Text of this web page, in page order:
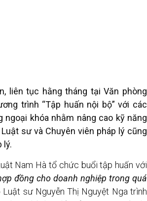
liên tục hằng tháng tại Văn phòng
trình “Tập huấn nội bộ” với các
khóa nhằm nâng cao kỹ năng
sư và Chuyên viên pháp lý cũng
lý.
Nam Hà tổ chức buổi tập huấn với
đồng cho doanh nghiệp trong quá
sư Nguyễn Thị Nguyệt Nga trình